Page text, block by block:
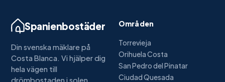
Spanienbostäder
Din svenska mäklare på
Costa Blanca. Vi hjälper dig
hela vägen till
drömbostaden i solen.
Områden
Torrevieja
Orihuela Costa
San Pedro del Pinatar
Ciudad Quesada